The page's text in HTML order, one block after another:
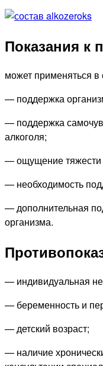
Показания к
может применяться
— поддержка
— поддержка
алкоголя;
— ощущение тяжести
— необходимость
— дополнительная
организма.
— индивидуальная
— беременность и
— детский возраст;
— наличие